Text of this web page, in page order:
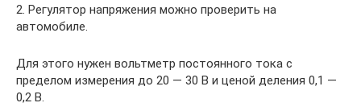
2. Регулятор напряжения можно проверить на
автомобиле.
Для этого нужен вольтметр постоянного тока с
пределом измерения до 20 — 30 В и ценой деления 0,1 —
0,2 В.